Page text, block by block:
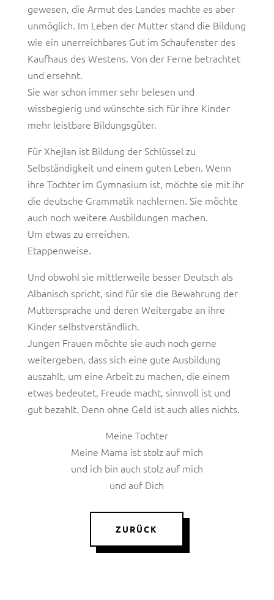
gewesen, die Armut des Landes machte es aber
unmöglich. Im Leben der Mutter stand die Bildung
wie ein unerreichbares Gut im Schaufenster des
Kaufhaus des Westens. Von der Ferne betrachtet
und ersehnt.
Sie war schon immer sehr belesen und
wissbegierig und wünschte sich für ihre Kinder
mehr leistbare Bildungsgüter.
Für Xhejlan ist Bildung der Schlüssel zu
Selbständigkeit und einem guten Leben. Wenn
ihre Tochter im Gymnasium ist, möchte sie mit ihr
die deutsche Grammatik nachlernen. Sie möchte
auch noch weitere Ausbildungen machen.
Um etwas zu erreichen.
Etappenweise.
Und obwohl sie mittlerweile besser Deutsch als
Albanisch spricht, sind für sie die Bewahrung der
Muttersprache und deren Weitergabe an ihre
Kinder selbstverständlich.
Jungen Frauen möchte sie auch noch gerne
weitergeben, dass sich eine gute Ausbildung
auszahlt, um eine Arbeit zu machen, die einem
etwas bedeutet, Freude macht, sinnvoll ist und
gut bezahlt. Denn ohne Geld ist auch alles nichts.
Meine Tochter
Meine Mama ist stolz auf mich
und ich bin auch stolz auf mich
und auf Dich
ZURÜCK